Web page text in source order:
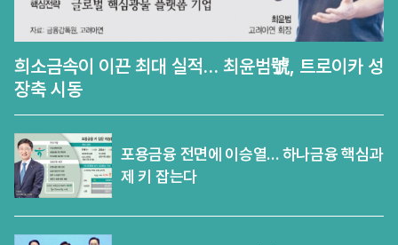
희소금속이 이끈 최대 실적… 최윤범號, 트로이카 성
장축 시동
포용금융 전면에 이승열… 하나금융 핵심과
제 키 잡는다